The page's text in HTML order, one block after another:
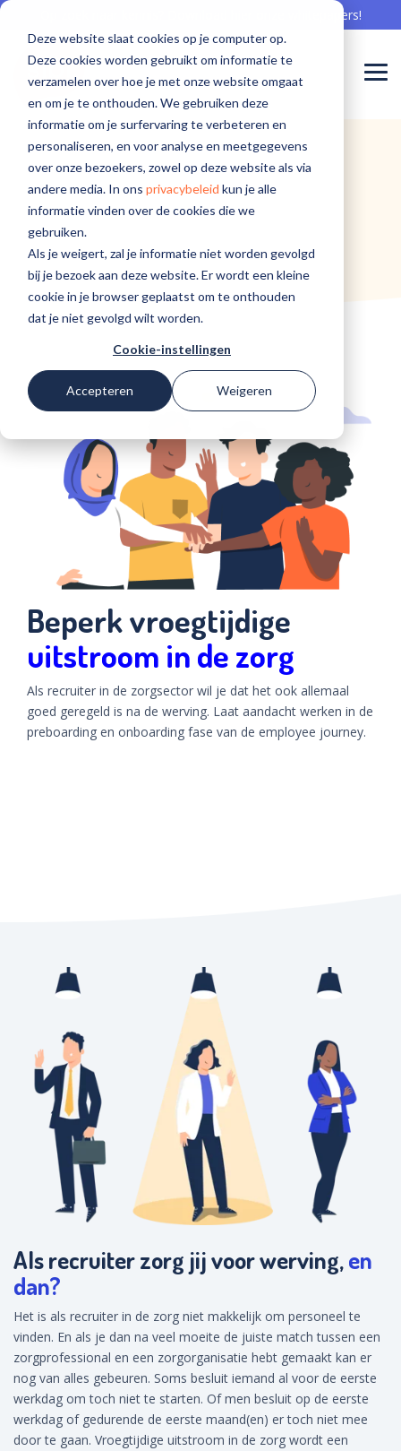
Deze website slaat cookies op je computer op.
Deze cookies worden gebruikt om informatie te
verzamelen over hoe je met onze website omgaat
en om je te onthouden. We gebruiken deze
informatie om je surfervaring te verbeteren en
personaliseren, en voor analyse en meetgegevens
over onze bezoekers, zowel op deze website als via
andere media. In ons privacybeleid kun je alle
informatie vinden over de cookies die we
gebruiken.
Als je weigert, zal je informatie niet worden gevolgd
bij je bezoek aan deze website. Er wordt een kleine
cookie in je browser geplaatst om te onthouden
dat je niet gevolgd wilt worden.
Cookie-instellingen
Accepteren Weigeren
Skip
main
Op zoek naar kennis? Download hier onze whitepapers!
Software voor onboarding
De beste onboarding begint hier
Sociaal intranet
Hét intranet, specifiek voor de zorg
Software voor een modern MTO
Voortdurend inzicht in tevredenheid
Software voor offboarding
Haal het goud op en creëer ambassadeurs
Software voor engagement
Bereik zorgprofessionals écht
Meepraten
over
software
voor de
employee
experience?
Ga naar de
Community
Communicatie professional
Bereik zorgprofessionals met aandacht
HR professional
Op naar de beste employee experience
ICT professional
Veilig en vertrouwd innovatie toepassen
Voorkom vroegtijdige uitstroom in de zorg
Sibi is er voor...
Verpleging, Verzorging en Thuiszorg
Gehandicaptenzorg
Aan de
slag met
software
voor
Demo
aanvragen
Events
Kom langs en leer van elkaar
Blogs
Interessante kennis over het behoud van medewerkers
Whitepapers
Gebruik kennis in jouw organisatie
Workshops
Aan de slag met de perfecte employee experience
Meepraten
over
software
voor de
employee
experience?
Ga naar de
Community
Waarom Sibi
De zorg nu en in de toekomst beschikbaar houden
Cases
Succesverhalen van onze klanten
Team
Welke knappe koppen werken bij Sibi
Werken bij Sibi
Help ons mee, maak ook impact voor de zorg
Nieuwsberichten
Sibi in het nieuws
Beperk vroegtijdige
uitstroom in de zorg
Als recruiter in de zorgsector wil je dat het ook allemaal
goed geregeld is na de werving. Laat aandacht werken in de
preboarding en onboarding fase van de employee journey.
Als recruiter zorg jij voor werving,en
dan?
Het is als recruiter in de zorg niet makkelijk om personeel te
vinden. En als je dan na veel moeite de juiste match tussen een
zorgprofessional en een zorgorganisatie hebt gemaakt kan er
nog van alles gebeuren. Soms besluit iemand al voor de eerste
werkdag om toch niet te starten. Of men besluit op de eerste
werkdag of gedurende de eerste maand(en) er toch niet mee
door te gaan. Vroegtijdige uitstroom in de zorg wordt een